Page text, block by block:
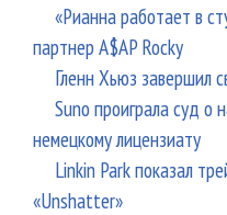
«Рианна работает в
партнер A$AP Rocky
Гленн Хьюз завершил
Suno проиграла суд о
немецкому лицензиату
Linkin Park показал
«Unshatter»